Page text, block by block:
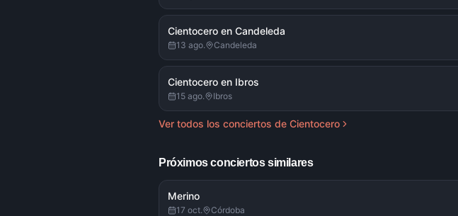
Cientocero en Candeleda
13 ago. Candeleda
Cientocero en Ibros
15 ago. Ibros
Ver todos los conciertos de Cientocero
Próximos conciertos similares
Merino
17 oct. Córdoba